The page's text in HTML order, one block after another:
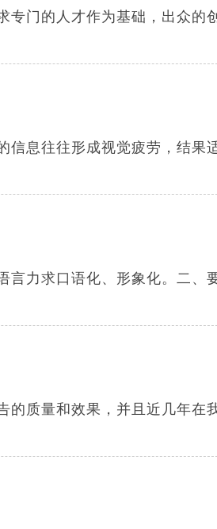
专门的人才作为基础，出众的
信息往往形成视觉疲劳，结果
言力求口语化、形象化。二、
的质量和效果，并且近几年在